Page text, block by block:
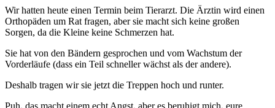
Wir hatten heute einen Termin beim Tierarzt. Die Ärztin wird einen
Orthopäden um Rat fragen, aber sie macht sich keine großen
Sorgen, da die Kleine keine Schmerzen hat.
Sie hat von den Bändern gesprochen und vom Wachstum der
Vorderläufe (dass ein Teil schneller wächst als der andere).
Deshalb tragen wir sie jetzt die Treppen hoch und runter.
Puh, das macht einem echt Angst, aber es beruhigt mich, eure